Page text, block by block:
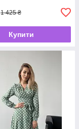
1 425 ₴
Купити